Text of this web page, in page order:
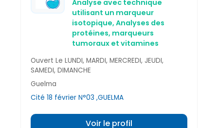
Analyse avec technique
utilisant un marqueur
isotopique, Analyses des
protéines, marqueurs
tumoraux et vitamines
Ouvert Le LUNDI, MARDI, MERCREDI, JEUDI,
SAMEDI, DIMANCHE
Guelma
Cité 18 février N°03 ,GUELMA
Voir le profil